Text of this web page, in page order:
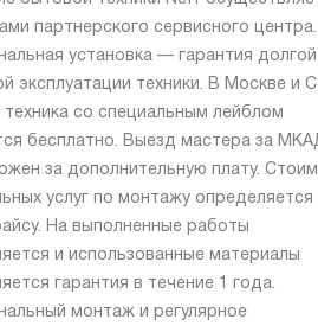
партнерского сервисного центра.
установка — гарантия долгой
эксплуатации техники. В Москве и
техника со специальным лейблом
бесплатно. Выезд мастера за
за дополнительную плату.
услуг по монтажу определяется
На выполненные работы
и использованные материалы
гарантия в течение 1 года.
монтаж и регулярное